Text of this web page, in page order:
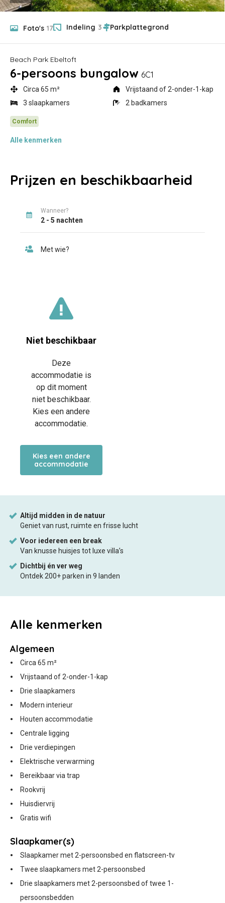
Foto's 17 Indeling 3
Beach Park Ebeltoft
6-persoons bungalow 6C1
Circa 65 m²
Vrijstaand of 2-onder-1-kap
3 slaapkamers
2 badkamers
Alle kenmerken
Prijzen en beschikbaarheid
Alle kenmerken
Algemeen
Circa 65 m²
Vrijstaand of 2-onder-1-kap
Drie slaapkamers
Modern interieur
Houten accommodatie
Centrale ligging
Drie verdiepingen
Elektrische verwarming
Bereikbaar via trap
Rookvrij
Huisdiervrij
Gratis wifi
Slaapkamer(s)
Slaapkamer met 2-persoonsbed en flatscreen-tv
Twee slaapkamers met 2-persoonsbed
Drie slaapkamers met 2-persoonsbed of twee 1-
persoonsbedden